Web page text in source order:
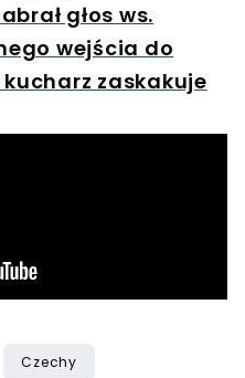
głos ws.
wejścia do
zaskakuje
Czechy